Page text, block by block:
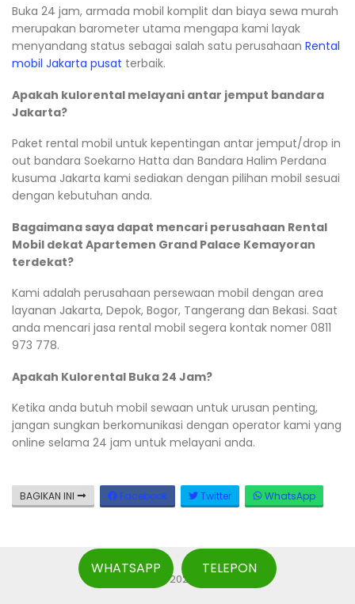
Buka 24 jam, armada mobil komplit dan biaya sewa murah
merupakan barometer utama mengapa kami layak
menyandang status sebagai salah satu perusahaan Rental
mobil Jakarta pusat terbaik.
Apakah kulorental melayani antar jemput bandara
Jakarta?
Paket rental mobil untuk kepentingan antar jemput/drop in
out bandara Soekarno Hatta dan Bandara Halim Perdana
kusuma Jakarta kami sediakan dengan pilihan mobil sesuai
dengan kebutuhan anda.
Bagaimana saya dapat mencari perusahaan Rental
Mobil dekat Apartemen Grand Palace Kemayoran
terdekat?
Kami adalah perusahaan persewaan mobil dengan area
layanan Jakarta, Depok, Bogor, Tangerang dan Bekasi. Saat
anda mencari jasa rental mobil segera kontak nomer 0811
973 778.
Apakah Kulorental Buka 24 Jam?
Ketika anda butuh mobil sewaan untuk urusan penting,
jangan sungkan berkomunikasi dengan operator kami yang
online selama 24 jam untuk melayani anda.
BAGIKAN INI Facebook Twitter WhatsApp
Copyright © 2026 Kulorental
WHATSAPP TELEPON